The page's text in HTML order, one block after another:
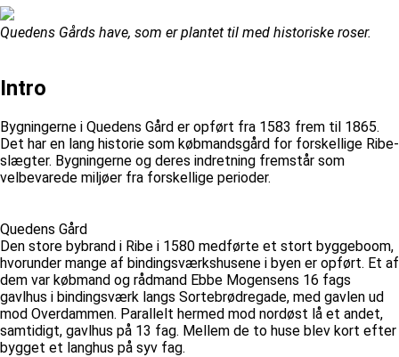
Quedens Gårds have, som er plantet til med historiske roser.
Intro
Bygningerne i Quedens Gård er opført fra 1583 frem til 1865.
Det har en lang historie som købmandsgård for forskellige Ribe-
slægter. Bygningerne og deres indretning fremstår som
velbevarede miljøer fra forskellige perioder.
Quedens Gård
Den store bybrand i Ribe i 1580 medførte et stort byggeboom,
hvorunder mange af bindingsværkshusene i byen er opført. Et af
dem var købmand og rådmand Ebbe Mogensens 16 fags
gavlhus i bindingsværk langs Sortebrødregade, med gavlen ud
mod Overdammen. Parallelt hermed mod nordøst lå et andet,
samtidigt, gavlhus på 13 fag. Mellem de to huse blev kort efter
bygget et langhus på syv fag.